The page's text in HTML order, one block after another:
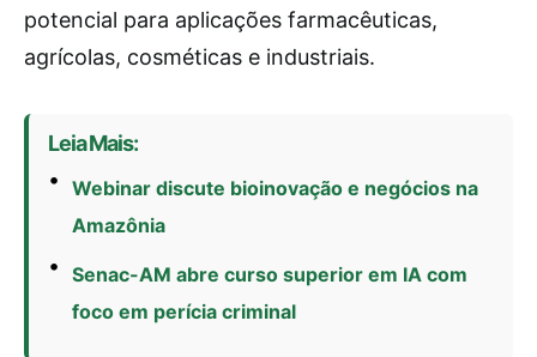
potencial para aplicações farmacêuticas,
agrícolas, cosméticas e industriais.
Leia Mais:
Webinar discute bioinovação e negócios na
Amazônia
Senac-AM abre curso superior em IA com
foco em perícia criminal